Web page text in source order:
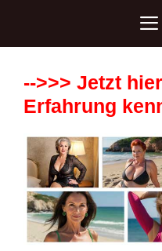
-->>> Jetzt
Erfahrung